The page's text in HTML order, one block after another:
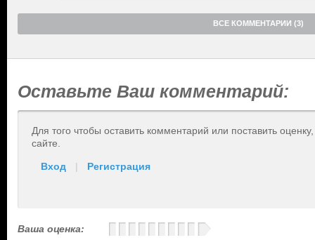
ВСЕ КОММЕНТАРИИ (3)
Оставьте Ваш комментарий:
Для того чтобы оставить комментарий или поставить
сайте.
Вход | Регистрация
Ваша оценка: